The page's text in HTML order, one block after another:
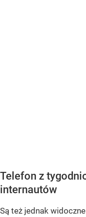
Telefon z
internautów
Są też jednak